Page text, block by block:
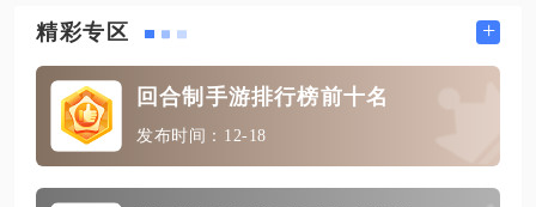
精彩专区 +
回合制手游排行榜前十名
发布时间：12-18